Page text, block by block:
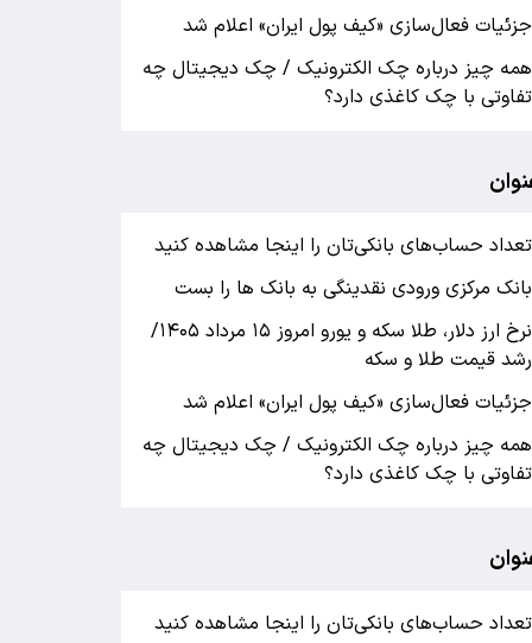
جزئیات فعال‌سازی «کیف پول ایران» اعلام شد
همه چیز درباره چک الکترونیک / چک دیجیتال چه
تفاوتی با چک کاغذی دارد؟
تعداد حساب‌های بانکی‌تان را اینجا مشاهده کنید
بانک مرکزی ورودی نقدینگی به بانک ها را بست
نرخ ارز دلار، طلا سکه و یورو امروز ۱۵ مرداد ۱۴۰۵/
رشد قیمت طلا و سکه
جزئیات فعال‌سازی «کیف پول ایران» اعلام شد
همه چیز درباره چک الکترونیک / چک دیجیتال چه
تفاوتی با چک کاغذی دارد؟
تعداد حساب‌های بانکی‌تان را اینجا مشاهده کنید